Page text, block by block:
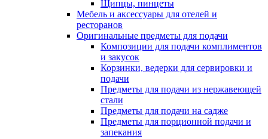
Щипцы, пинцеты
Мебель и аксессуары для отелей и
ресторанов
Оригинальные предметы для подачи
Композиции для подачи комплиментов
и закусок
Корзинки, ведерки для сервировки и
подачи
Предметы для подачи из нержавеющей
стали
Предметы для подачи на садже
Предметы для порционной подачи и
запекания